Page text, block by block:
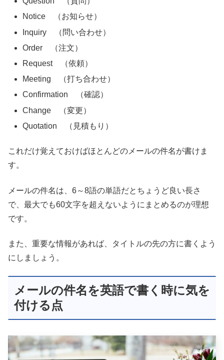
Notice （お知らせ）
Inquiry （問い合わせ）
Order （注文）
Request （依頼）
Meeting （打ち合わせ）
Confirmation （確認）
Change （変更）
Quotation （見積もり）
これだけ覚えておけばほとんどのメールの件名が書けま
す。
メールの件名は、6～8語の単語だとちょうど良い長さ
で、最大でも60文字を超えないようにまとめるのが理想
です。
また、重要な情報があれば、タイトルの先の方に書くよう
にしましょう。
メールの件名を英語で書く時に気を
付ける点